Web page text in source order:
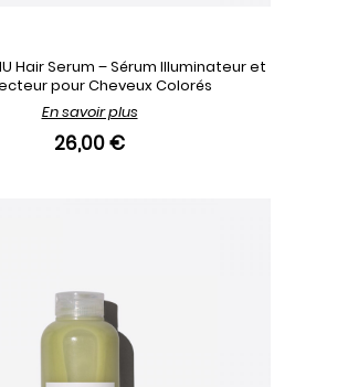
Hair Serum – Sérum Illuminateur et
pour Cheveux Colorés
En savoir plus
26,00 €